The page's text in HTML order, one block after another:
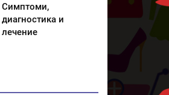
Симптоми,
диагностика и
лечение